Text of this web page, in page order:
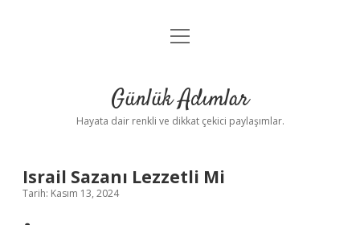
Anasayfa
Yasal Uyarı
menüyü
Günlük Adımlar
Hayata dair renkli ve dikkat çekici paylaşımlar.
Israil Sazanı Lezzetli Mi
Tarih: Kasım 13, 2024